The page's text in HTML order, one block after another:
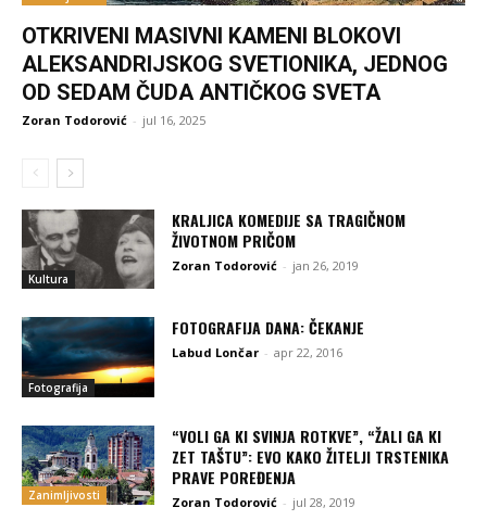
OTKRIVENI MASIVNI KAMENI BLOKOVI
ALEKSANDRIJSKOG SVETIONIKA, JEDNOG
OD SEDAM ČUDA ANTIČKOG SVETA
Zoran Todorović - jul 16, 2025
Kultura
KRALJICA KOMEDIJE SA TRAGIČNOM
ŽIVOTNOM PRIČOM
Zoran Todorović - jan 26, 2019
Fotografija
FOTOGRAFIJA DANA: ČEKANJE
Labud Lončar - apr 22, 2016
Zanimljivosti
“VOLI GA KI SVINJA ROTKVE”, “ŽALI GA KI
ZET TAŠTU”: EVO KAKO ŽITELJI TRSTENIKA
PRAVE POREĐENJA
Zoran Todorović - jul 28, 2019